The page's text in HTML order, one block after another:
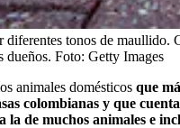
diferentes tonos de maullido.
dueños. Foto: Getty Images
animales domésticos que
colombianas y que
la de muchos animales e